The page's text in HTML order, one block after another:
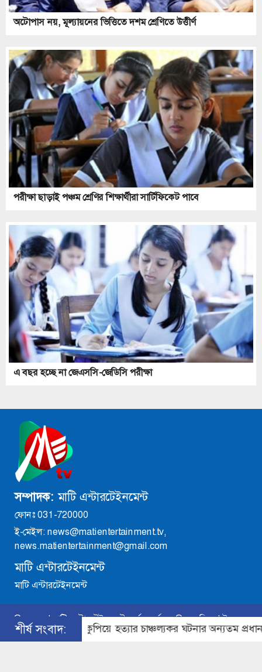
অটোপাস নয়, মূল্যায়নের ভিত্তিতে দশম শ্রেণিতে উত্তীর্ণ
পরীক্ষা ছাড়াই পঞ্চম শ্রেণির শিক্ষার্থীরা সার্টিফিকেট পাবে
এ বছর হচ্ছে না জেএসসি-জেডিসি পরীক্ষা
সম্পাদক: মাটি এন্টারটেইনমেন্ট
ফোনঃ 031-720000
ই-মেইল: news@matientertainment.tv,
news.matientertainment@gmail.com
মাটি এন্টারটেইনমেন্ট
মাটি এন্টারটেইনমেন্ট
©২০২৬ | মাটি এন্টারটেইনমেন্টকর্তৃক সর্বসত্ব®সংরক্ষিত | উন্নয়নে
ইমিথমেকারস.কম
শীর্ষ সংবাদ:
কুপিয়ে হত্যার চাঞ্চল্যকর ঘটনার অন্যতম প্রধান আসামী